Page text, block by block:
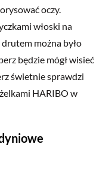
oczy.
włoski na
można było
będzie mógł wisieć
świetnie sprawdzi
HARIBO w